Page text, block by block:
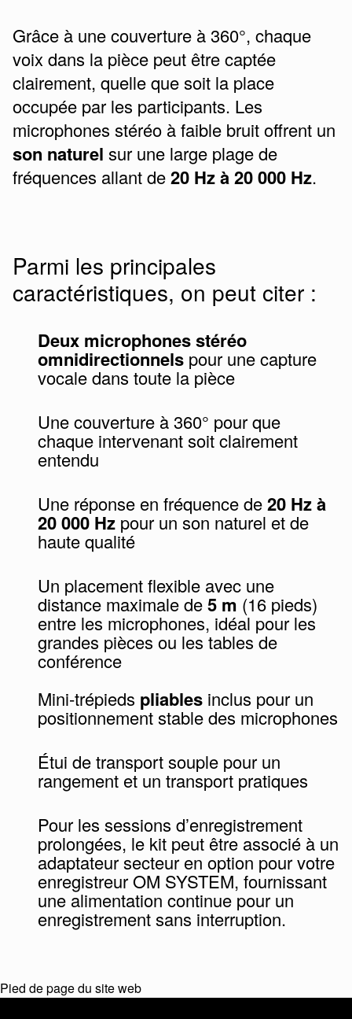
Grâce à une couverture à 360°, chaque
voix dans la pièce peut être captée
clairement, quelle que soit la place
occupée par les participants. Les
microphones stéréo à faible bruit offrent un
son naturel sur une large plage de
fréquences allant de20 Hz à 20 000 Hz.
Parmi les principales
caractéristiques, on peut citer :
Deux microphones stéréo
omnidirectionnels pour une capture
vocale dans toute la pièce
Une couverture à 360° pour que
chaque intervenant soit clairement
entendu
Une réponse en fréquence de20 Hz à
20 000 Hz pour un son naturel et de
haute qualité
Un placement flexible avec une
distance maximale de5 m (16 pieds)
entre les microphones, idéal pour les
grandes pièces ou les tables de
conférence
Mini-trépieds pliables inclus pour un
positionnement stable des microphones
Étui de transport souple pour un
rangement et un transport pratiques
Pour les sessions d’enregistrement
prolongées, le kit peut être associé à un
adaptateur secteur en option pour votre
enregistreur OM SYSTEM, fournissant
une alimentation continue pour un
enregistrement sans interruption.
Pied de page du site web